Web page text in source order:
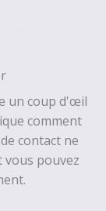
un coup d'œil
comment
contact ne
vous pouvez